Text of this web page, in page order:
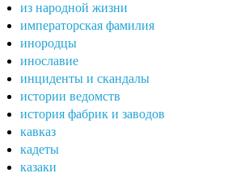
из народной жизни
императорская фамилия
инородцы
инославие
инциденты и скандалы
истории ведомств
история фабрик и заводов
кавказ
кадеты
казаки